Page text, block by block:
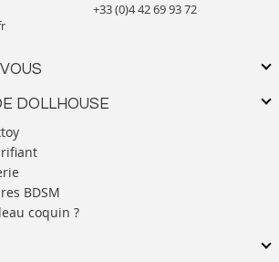
DOLLHOUSE
BDSM
coquin ?
+33 (0)4 42 69 93 72